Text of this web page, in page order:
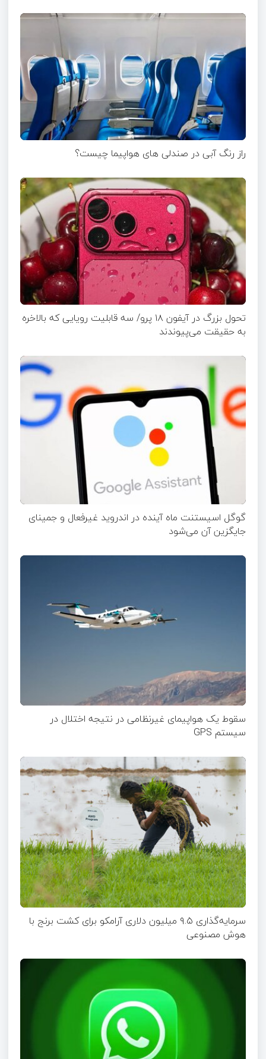
راز رنگ آبی در صندلی های هواپیما چیست؟
تحول بزرگ در آیفون ۱۸ پرو/ سه قابلیت رویایی که بالاخره
به حقیقت می‌پیوندند
گوگل اسیستنت ماه آینده در اندروید غیرفعال و جمینای
جایگزین آن می‌شود
سقوط یک هواپیمای غیرنظامی در نتیجه اختلال در
سیستم‌ GPS
سرمایه‌گذاری ۹.۵ میلیون دلاری آرامکو برای کشت برنج با
هوش مصنوعی